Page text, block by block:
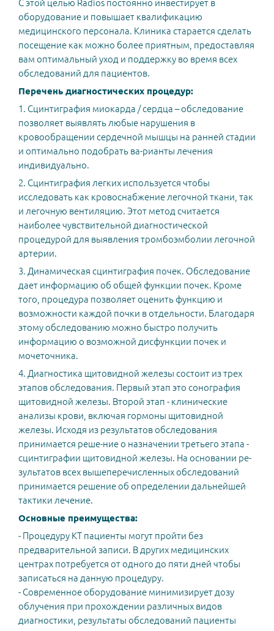
С этой целью Radios постоянно инвестирует в
оборудование и повышает квалификацию
медицинского персонала. Клиника старается сделать
посещение как можно более приятным, предоставляя
вам оптимальный уход и поддержку во время всех
обследований для пациентов.
Перечень диагностических процедур:
1. Сцинтиграфия миокарда / сердца – обследование
позволяет выявлять любые нарушения в
кровообращении сердечной мышцы на ранней стадии
и оптимально подобрать ва-рианты лечения
индивидуально.
2. Сцинтиграфия легких используется чтобы
исследовать как кровоснабжение легочной ткани, так
и легочную вентиляцию. Этот метод считается
наиболее чувствительной диагностической
процедурой для выявления тромбоэмболии легочной
артерии.
3. Динамическая сцинтиграфия почек. Обследование
дает информацию об общей функции почек. Кроме
того, процедура позволяет оценить функцию и
возможности каждой почки в отдельности. Благодаря
этому обследованию можно быстро получить
информацию о возможной дисфункции почек и
мочеточника.
4. Диагностика щитовидной железы состоит из трех
этапов обследования. Первый этап это сонография
щитовидной железы. Второй этап - клинические
анализы крови, включая гормоны щитовидной
железы. Исходя из результатов обследования
принимается реше-ние о назначении третьего этапа -
сцинтиграфии щитовидной железы. На основании ре-
зультатов всех вышеперечисленных обследований
принимается решение об определении дальнейшей
тактики лечение.
Основные преимущества:
- Процедуру КТ пациенты могут пройти без
предварительной записи. В других медицинских
центрах потребуется от одного до пяти дней чтобы
записаться на данную процедуру.
- Современное оборудование минимизирует дозу
облучения при прохождении различных видов
диагностики, результаты обследований пациенты